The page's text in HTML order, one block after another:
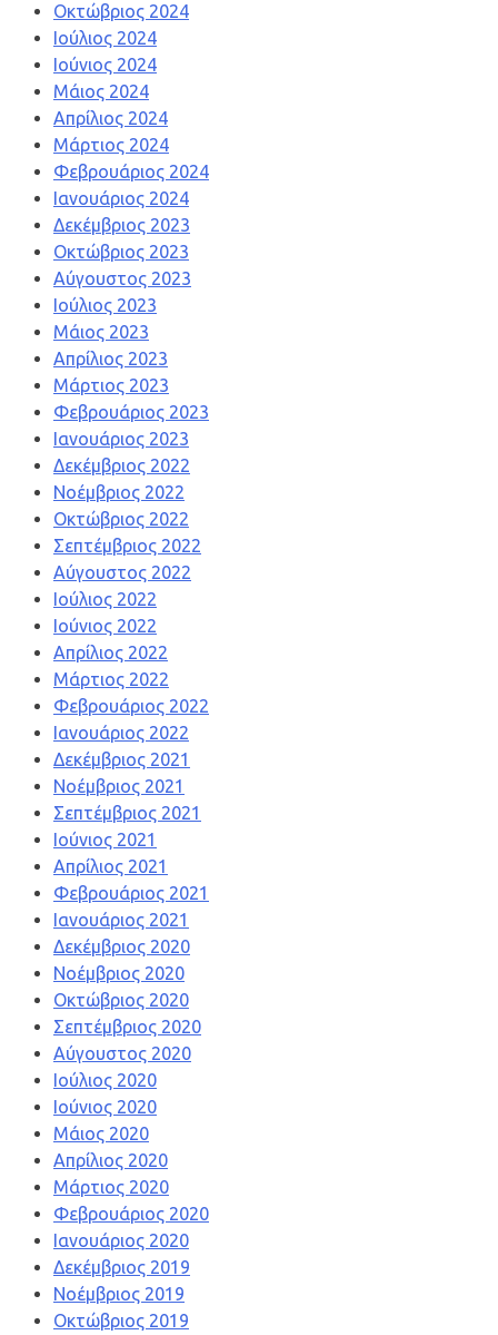
Οκτώβριος 2024
Ιούλιος 2024
Ιούνιος 2024
Μάιος 2024
Απρίλιος 2024
Μάρτιος 2024
Φεβρουάριος 2024
Ιανουάριος 2024
Δεκέμβριος 2023
Οκτώβριος 2023
Αύγουστος 2023
Ιούλιος 2023
Μάιος 2023
Απρίλιος 2023
Μάρτιος 2023
Φεβρουάριος 2023
Ιανουάριος 2023
Δεκέμβριος 2022
Νοέμβριος 2022
Οκτώβριος 2022
Σεπτέμβριος 2022
Αύγουστος 2022
Ιούλιος 2022
Ιούνιος 2022
Απρίλιος 2022
Μάρτιος 2022
Φεβρουάριος 2022
Ιανουάριος 2022
Δεκέμβριος 2021
Νοέμβριος 2021
Σεπτέμβριος 2021
Ιούνιος 2021
Απρίλιος 2021
Φεβρουάριος 2021
Ιανουάριος 2021
Δεκέμβριος 2020
Νοέμβριος 2020
Οκτώβριος 2020
Σεπτέμβριος 2020
Αύγουστος 2020
Ιούλιος 2020
Ιούνιος 2020
Μάιος 2020
Απρίλιος 2020
Μάρτιος 2020
Φεβρουάριος 2020
Ιανουάριος 2020
Δεκέμβριος 2019
Νοέμβριος 2019
Οκτώβριος 2019